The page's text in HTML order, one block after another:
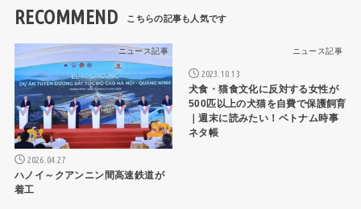
RECOMMEND
ニュース記事
2026.04.27
ハノイ～クアンニン間高速鉄道が
着工
ニュース記事
2023.10.13
犬食・猫食文化に反対する女性が
500匹以上の犬猫を自費で保護飼育
｜週末に読みたい！ベトナム時事
ネタ帳